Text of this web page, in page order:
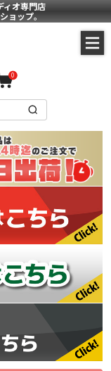
ィオ専門店
ョップ。
0